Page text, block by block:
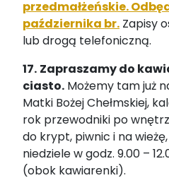
przedmałżeńskie.
października br. Zapisy
lub drogą telefoniczną.
17. Zapraszamy do
ciasto. Możemy tam już
Matki Bożej Chełmskiej,
rok przewodniki po
do krypt, piwnic i na
niedziele w godz. 9.00 –
(obok kawiarenki).